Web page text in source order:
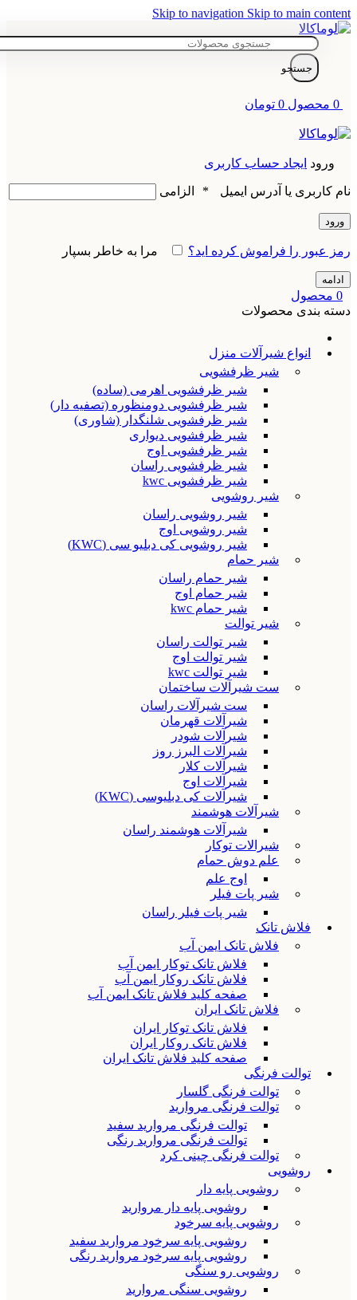
Skip to navigation Skip to main content
جستجو
0 محصول 0 تومان
ورود ایجاد حساب کاربری
نام کاربری یا آدرس ایمیل * الزامی
ورود
رمز عبور را فراموش کرده اید؟ مرا به خاطر بسپار
ادامه
0 محصول
دسته بندی محصولات
انواع شیرآلات منزل
شیر ظرفشویی
شیر ظرفشویی اهرمی (ساده)
شیر ظرفشویی دومنظوره (تصفیه دار)
شیر ظرفشویی شلنگدار (شاوری)
شیر ظرفشویی دیواری
شیر ظرفشویی اوج
شیر ظرفشویی راسان
شیر ظرفشویی kwc
شیر روشویی
شیر روشویی راسان
شیر روشویی اوج
شیر روشویی کی دبلیو سی (KWC)
شیر حمام
شیر حمام راسان
شیر حمام اوج
شیر حمام kwc
شیر توالت
شیر توالت راسان
شیر توالت اوج
شیر توالت kwc
ست شیرآلات ساختمان
ست شیرآلات راسان
شیرآلات قهرمان
شیرآلات شودر
شیرآلات البرز روز
شیرآلات کلار
شیرآلات اوج
شیرآلات کی دبلیوسی (KWC)
شیرآلات هوشمند
شیرآلات هوشمند راسان
شیرالات توکار
علم دوش حمام
اوج علم
شیر پات فیلر
شیر پات فیلر راسان
فلاش تانک
فلاش تانک ایمن آب
فلاش تانک توکار ایمن آب
فلاش تانک روکار ایمن آب
صفحه کلید فلاش تانک ایمن آب
فلاش تانک ایران
فلاش تانک توکار ایران
فلاش تانک روکار ایران
صفحه کلید فلاش تانک ایران
توالت فرنگی
توالت فرنگی گلسار
توالت فرنگی مروارید
توالت فرنگی مروارید سفید
توالت فرنگی مروارید رنگی
توالت فرنگی چینی کرد
روشویی
روشویی پایه دار
روشویی پایه دار مروارید
روشویی پایه سرخود
روشویی پایه سرخود مروارید سفید
روشویی پایه سرخود مروارید رنگی
روشویی رو سنگی
روشویی سنگی مروارید